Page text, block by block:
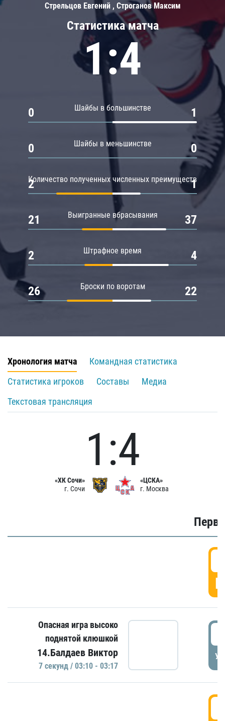
Статистика матча
1:4
Шайбы в большинстве
0 1
Шайбы в меньшинстве
0 0
Количество полученных численных преимуществ
2 1
Выигранные вбрасывания
21 37
Штрафное время
2 4
Броски по воротам
26 22
Стрельцов Евгений , Строганов Максим
Хронология матча
Командная статистика
Статистика игроков
Составы
Медиа
Текстовая трансляция
«ХК Сочи»
г. Сочи
1:4
«ЦСКА»
г. Москва
Опасная игра высоко
поднятой клюшкой
14.Балдаев Виктор
7 секунд / 03:10 - 03:17